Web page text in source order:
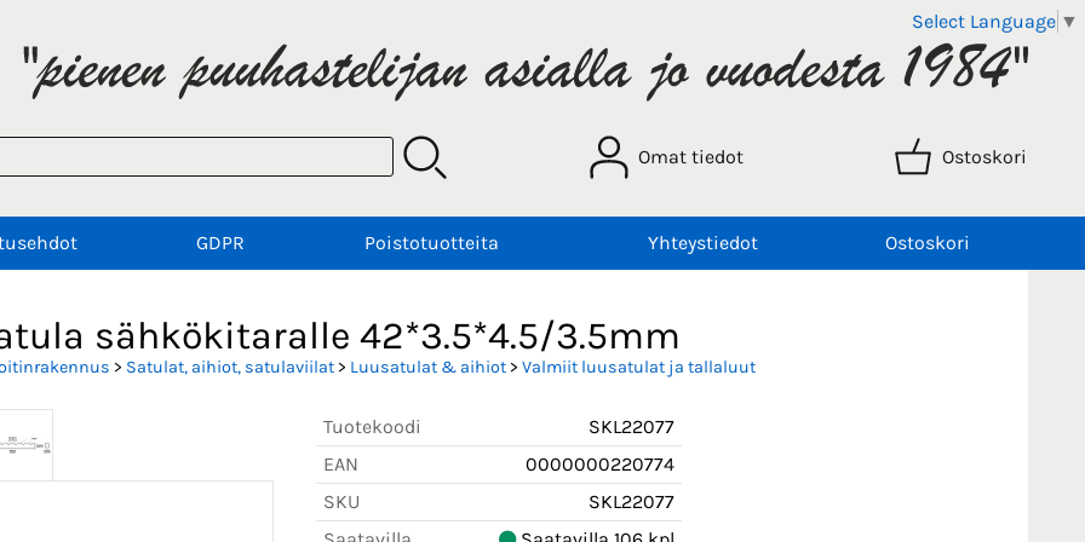
Select Language ▼
Omat tiedot Ostoskori
GDPR Poistotuotteita Yhteystiedot Ostoskori
sähkökitaralle 42*3.5*4.5/3.5mm
> Satulat, aihiot, satulaviilat> Luusatulat & aihiot> Valmiit luusatulat ja tallaluut
Tuotekoodi
SKL22077
EAN
0000000220774
SKU
SKL22077